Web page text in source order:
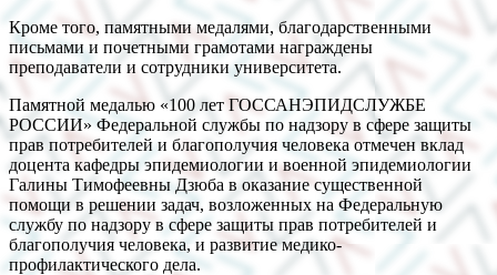
Кроме того, памятными медалями, благодарственными
письмами и почетными грамотами награждены
преподаватели и сотрудники университета.
Памятной медалью «100 лет ГОССАНЭПИДСЛУЖБЕ
РОССИИ» Федеральной службы по надзору в сфере защиты
прав потребителей и благополучия человека отмечен вклад
доцента кафедры эпидемиологии и военной эпидемиологии
Галины Тимофеевны Дзюба в оказание существенной
помощи в решении задач, возложенных на Федеральную
службу по надзору в сфере защиты прав потребителей и
благополучия человека, и развитие медико-
профилактического дела.